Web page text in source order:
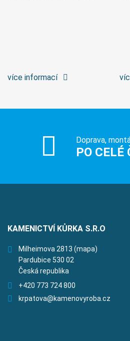
více informací
Doprava,
PO CELÉ
KAMENICTVÍ KŮRKA S.R.O
Milheimova 2813 (mapa)
Pardubice 530 02
Česká republika
+420 773 724 800
krpatova@kamenovyroba.cz